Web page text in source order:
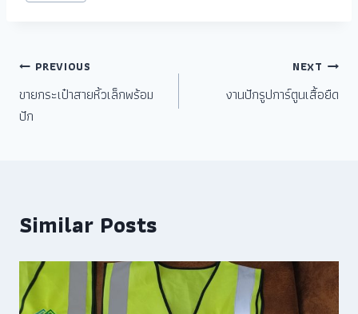
PREVIOUS
ขายกระเป๋าสายหิ้วเล็กพร้อม
ปัก
NEXT
งานปักรูปการ์ตูนเสื้อยืด
Similar Posts